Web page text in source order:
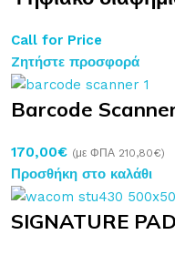
Call for Price
Zητήστε προσφορά
Barcode
170,00€ (με ΦΠΑ 210,80€)
Προσθήκη στο καλάθι
SIGNATURE PAD